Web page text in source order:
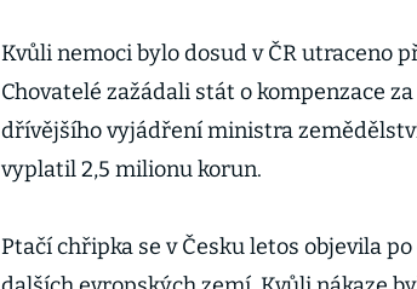
Kvůli nemoci bylo dosud v ČR utraceno
Chovatelé zažádali stát o kompenzace
dřívějšího vyjádření ministra
vyplatil 2,5 milionu korun.
Ptačí chřipka se v Česku letos objevila